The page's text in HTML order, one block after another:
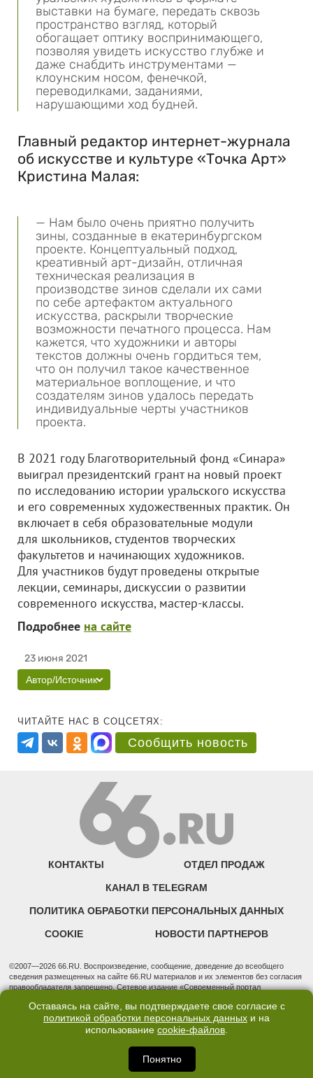
выставки на бумаге, передать сквозь
пространство взгляд, который
обогащает оптику воспринимающего,
позволяя увидеть искусство глубже и
даже снабдить инструментами —
клоунским носом, фенечкой,
переводилками, заданиями,
нарушающими ход будней.
Главный редактор интернет-журнала
об искусстве и культуре «Точка Арт»
Кристина Малая:
— Нам было очень приятно получить
зины, созданные в екатеринбургском
проекте. Концептуальный подход,
креативный арт-дизайн, отличная
техническая реализация в
производстве зинов сделали их сами
по себе артефактом актуального
искусства, раскрыли творческие
возможности печатного процесса. Нам
кажется, что художники и авторы
текстов должны очень гордиться тем,
что он получил такое качественное
материальное воплощение, и что
создателям зинов удалось передать
индивидуальные черты участников
проекта.
В 2021 году Благотворительный фонд «Синара»
выиграл президентский грант на новый проект
по исследованию истории уральского искусства
и его современных художественных практик. Он
включает в себя образовательные модули
для школьников, студентов творческих
факультетов и начинающих художников.
Для участников будут проведены открытые
лекции, семинары, дискуссии о развитии
современного искусства, мастер-классы.
Подробнее на сайте
23 июня 2021
Автор/Источник
ЧИТАЙТЕ НАС В СОЦСЕТЯХ:
Сообщить новость
КОНТАКТЫ ОТДЕЛ ПРОДАЖ
КАНАЛ В TELEGRAM
ПОЛИТИКА ОБРАБОТКИ ПЕРСОНАЛЬНЫХ ДАННЫХ
COOKIE НОВОСТИ ПАРТНЕРОВ
©2007—2026 66.RU. Воспроизведение, сообщение, доведение до всеобщего
сведения размещенных на сайте 66.RU материалов и их элементов без согласия
правообладателя запрещено. Сетевое издание «Современный портал
надзору в сфере связи, информационных технологий и массовых коммуникаций
(Роскомнадзор). Регистрационный номер ЭЛ № ФС 77 - 76634 от 02.09.2019
Учредитель: Общество с ограниченной ответственностью "66.ру". Юридический
3, оф. 7015 Фактический адрес редакции и отдела продаж: 620014, Свердловская
обл., г. Екатеринбург, ул. Бориса Ельцина, д. 3, оф. 7015, +7 (343) 288-50-66
info@news.66.ru Главный редактор: Шлыков Дмитрий Владимирович
Оставаясь на сайте, вы подтверждаете свое согласие с
политикой обработки персональных данных и на
использование cookie-файлов.
Понятно